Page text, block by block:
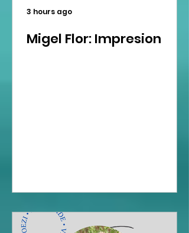
Migel Flor: Impresion
3 hours ago